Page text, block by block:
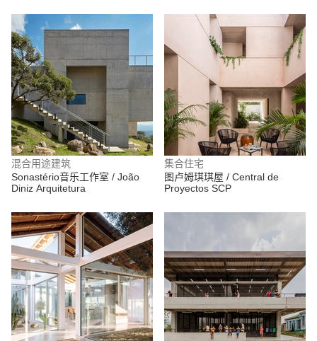
混合用途建筑
Sonastério音乐工作室 / João
Diniz Arquitetura
集合住宅
图卢姆琪琪屋 / Central de
Proyectos SCP